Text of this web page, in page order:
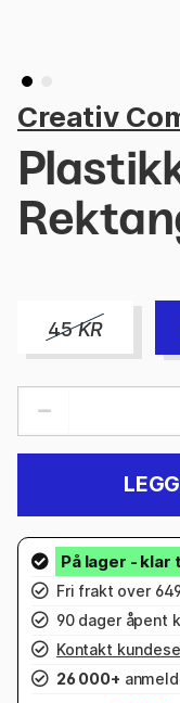
Creativ
45KR
Fri frakt over
90 dager åpent
Kontakt
26 000+